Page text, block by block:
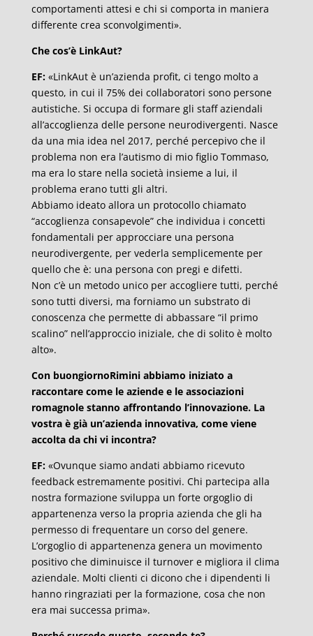
comportamenti attesi e chi si comporta in maniera
differente crea sconvolgimenti».
Che cos’è LinkAut?
EF:«LinkAut è un’azienda profit, ci tengo molto a
questo, in cui il 75% dei collaboratori sono persone
autistiche. Si occupa di formare gli staff aziendali
all’accoglienza delle persone neurodivergenti. Nasce
da una mia idea nel 2017, perché percepivo che il
problema non era l’autismo di mio figlio Tommaso,
ma era lo stare nella società insieme a lui, il
problema erano tutti gli altri.
Abbiamo ideato allora un protocollo chiamato
“accoglienza consapevole” che individua i concetti
fondamentali per approcciare una persona
neurodivergente, per vederla semplicemente per
quello che è: una persona con pregi e difetti.
Non c’è un metodo unico per accogliere tutti, perché
sono tutti diversi, ma forniamo un substrato di
conoscenza che permette di abbassare “il primo
scalino” nell’approccio iniziale, che di solito è molto
alto».
Con buongiornoRimini abbiamo iniziato a
raccontare come le aziende e le associazioni
romagnole stanno affrontando l’innovazione. La
vostra è già un’azienda innovativa, come viene
accolta da chi vi incontra?
EF:«Ovunque siamo andati abbiamo ricevuto
feedback estremamente positivi. Chi partecipa alla
nostra formazione sviluppa un forte orgoglio di
appartenenza verso la propria azienda che gli ha
permesso di frequentare un corso del genere.
L’orgoglio di appartenenza genera un movimento
positivo che diminuisce il turnover e migliora il clima
aziendale. Molti clienti ci dicono che i dipendenti li
hanno ringraziati per la formazione, cosa che non
era mai successa prima».